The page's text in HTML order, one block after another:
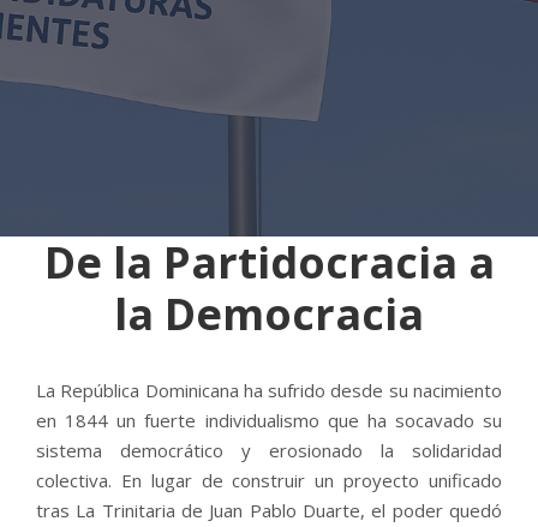
De la Partidocracia a
la Democracia
La República Dominicana ha sufrido desde su nacimiento
en 1844 un fuerte individualismo que ha socavado su
sistema democrático y erosionado la solidaridad
colectiva. En lugar de construir un proyecto unificado
tras La Trinitaria de Juan Pablo Duarte, el poder quedó